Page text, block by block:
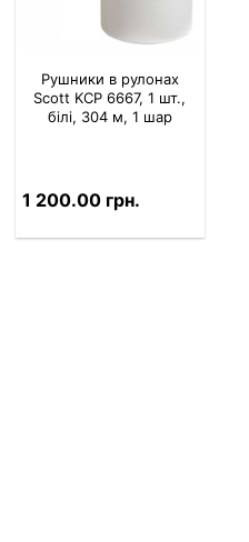
Рушники в рулонах
Scott KCP 6667, 1 шт.,
білі, 304 м, 1 шар
1 200.00 грн.